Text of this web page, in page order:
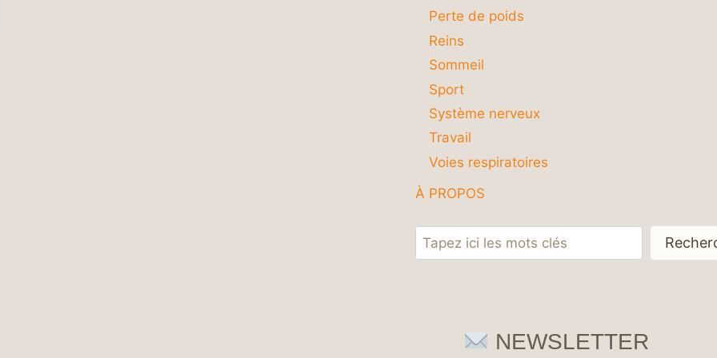
Perte de poids
Reins
Sommeil
Sport
Système nerveux
Travail
Voies respiratoires
À PROPOS
Rechercher
NEWSLETTER